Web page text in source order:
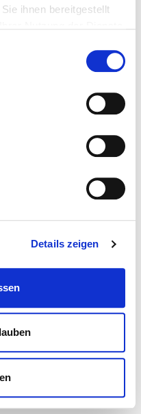
ihnen bereitgestellt
Details zeigen